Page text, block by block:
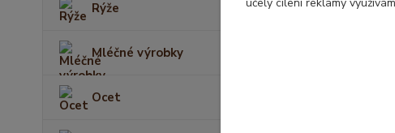
Rýže
Mléčné výrobky
Ocet